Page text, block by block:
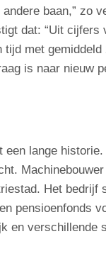
baan,” zo
dat: “Uit cijfers
met
is naar nieuw
een lange
Het bedrijf
pensioenfonds
en verschillende